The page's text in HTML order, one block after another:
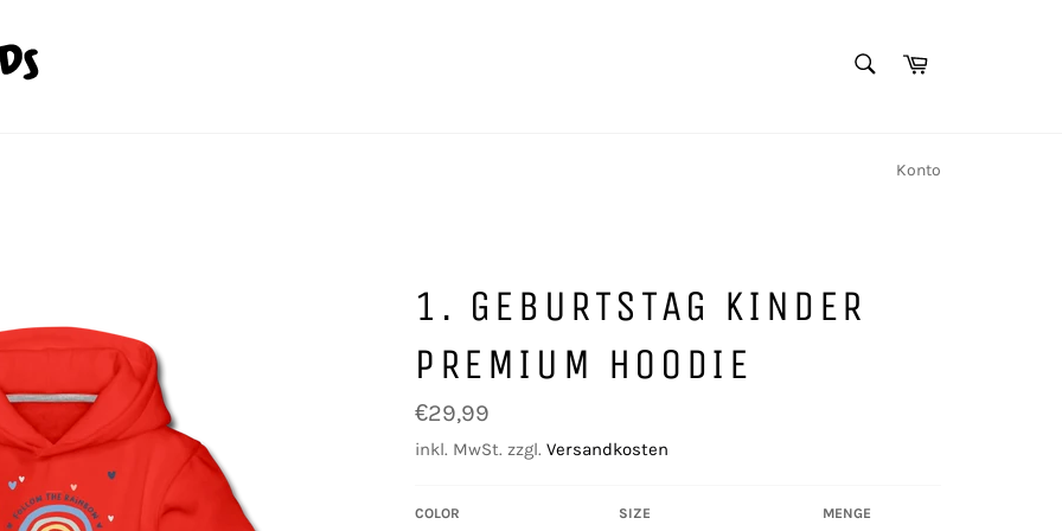
Warenkorb
Konto
1. GEBURTSTAG KINDER
PREMIUM HOODIE
Normaler
Preis
€29,99
inkl. MwSt. zzgl. Versandkosten
COLOR SIZE MENGE